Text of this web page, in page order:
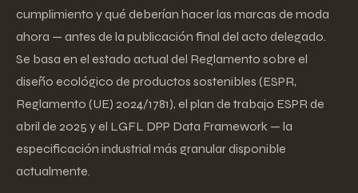
cumplimiento y qué deberían hacer las marcas de moda
ahora — antes de la publicación final del acto delegado.
Se basa en el estado actual del Reglamento sobre el
diseño ecológico de productos sostenibles (ESPR,
Reglamento (UE) 2024/1781), el plan de trabajo ESPR de
abril de 2025 y el LGFL DPP Data Framework — la
especificación industrial más granular disponible
actualmente.